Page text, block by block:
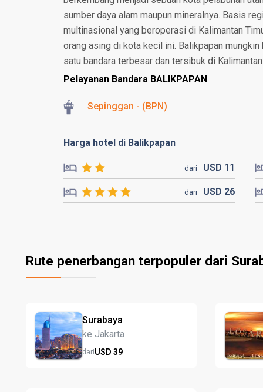
sumber daya alam maupun mineralnya. Basis
multinasional yang beroperasi di Kalimantan
orang asing di kota kecil ini. Balikpapan
satu bandara terbesar dan tersibuk di
Pelayanan Bandara BALIKPAPAN
Sepinggan - (BPN)
Harga hotel di Balikpapan
dari USD 11
dari USD 26
Rute penerbangan terpopuler dari
Surabaya
ke Jakarta
dariUSD 39